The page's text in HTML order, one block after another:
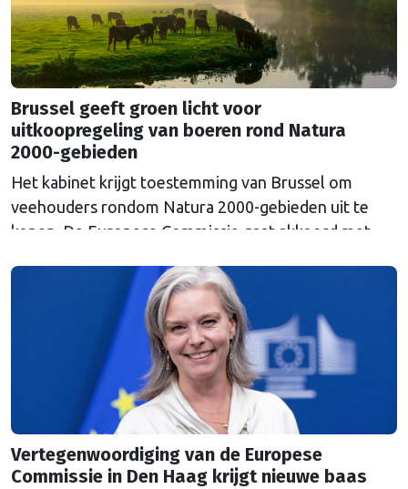
Brussel geeft groen licht voor
uitkoopregeling van boeren rond Natura
2000-gebieden
Het kabinet krijgt toestemming van Brussel om
veehouders rondom Natura 2000-gebieden uit te
kopen. De Europese Commissie gaat akkoord met
Vertegenwoordiging van de Europese
Commissie in Den Haag krijgt nieuwe baas